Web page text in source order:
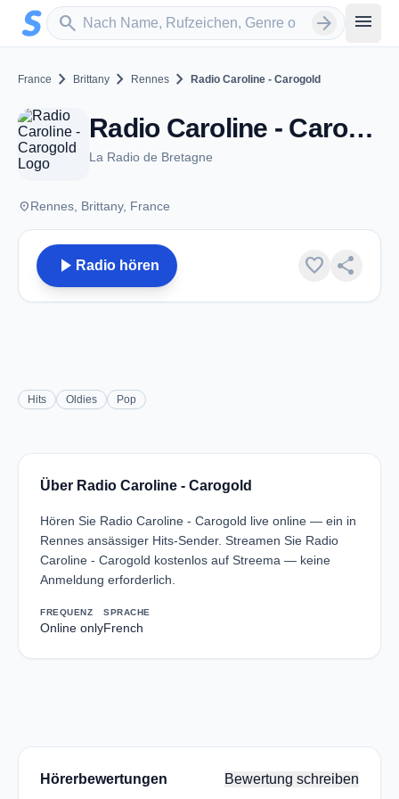
Zum Hauptinhalt springen
search
Sender suchen arrow_forward menu
France chevron_right Brittany chevron_right Rennes chevron_right Radio Caroline - Carogold
Radio Caroline - Carogold - Rennes
La Radio de Bretagne
placeRennes, Brittany, France
play_arrow Radio hören favorite share
Hits Oldies Pop
Über Radio Caroline - Carogold
Hören Sie Radio Caroline - Carogold live online — ein in
Rennes ansässiger Hits-Sender. Streamen Sie Radio
Caroline - Carogold kostenlos auf Streema — keine
Anmeldung erforderlich.
FREQUENZ
Online only
SPRACHE
French
Hörerbewertungen Bewertung schreiben